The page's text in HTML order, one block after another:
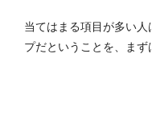
当てはまる項目が多い
プだということを、まず